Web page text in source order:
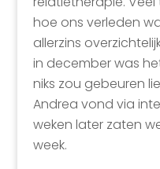
hoe ons verleden
allerzins
in december was
niks zou gebeuren
Andrea vond via
weken later zaten
week.